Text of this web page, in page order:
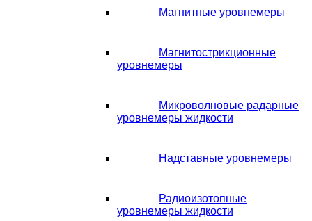
Магнитные уровнемеры
Магнитострикционные
уровнемеры
Микроволновые радарные
уровнемеры жидкости
Надставные уровнемеры
Радиоизотопные
уровнемеры жидкости